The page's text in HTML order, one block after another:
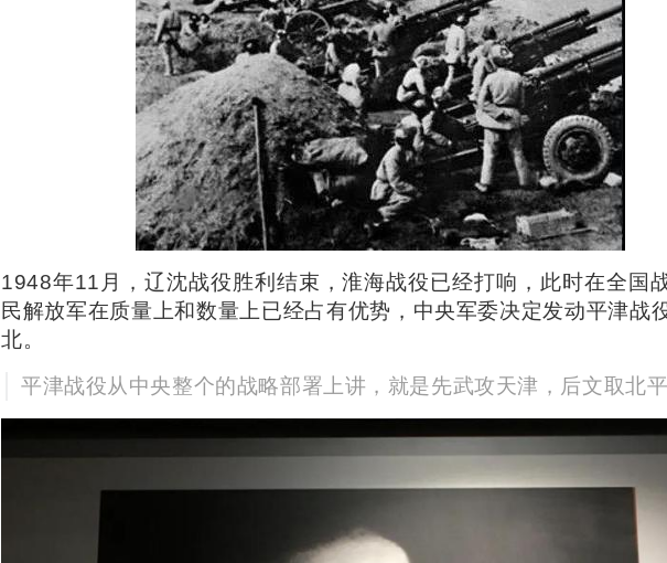
1948年11月，辽沈战役胜利结束，淮海战役已经打响，此时在全国
民解放军在质量上和数量上已经占有优势，中央军委决定发动平津战
北。
平津战役从中央整个的战略部署上讲，就是先武攻天津，后文取北平